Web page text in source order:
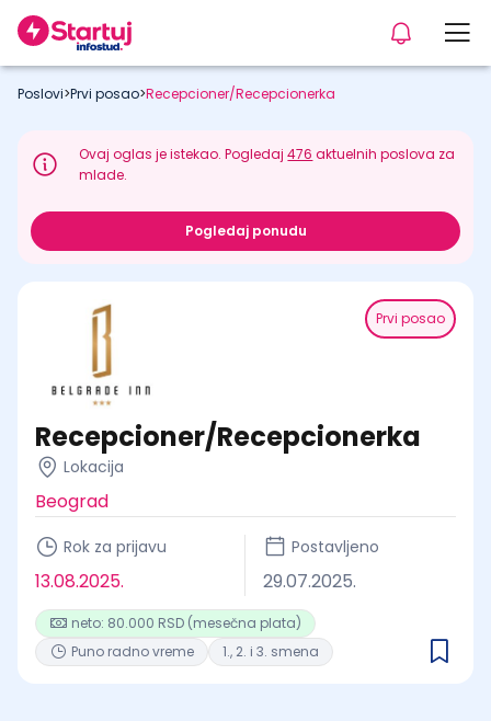
Poslovi>Prvi posao>Recepcioner/Recepcionerka
Ovaj oglas je istekao. Pogledaj476 aktuelnih poslova za
mlade.
Pogledaj ponudu
Prvi posao
Recepcioner/Recepcionerka
Lokacija
Beograd
Rok za prijavu
13.08.2025.
Postavljeno
29.07.2025.
neto: 80.000 RSD (mesečna plata)
Puno radno vreme
1., 2. i 3. smena